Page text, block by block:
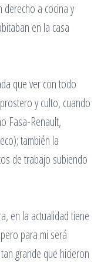
a cocina y
en la casa
que ver con todo
y culto, cuando
Fasa-Renault,
también la
de trabajo subiendo
en la actualidad tiene
para mi será
grande que hicieron